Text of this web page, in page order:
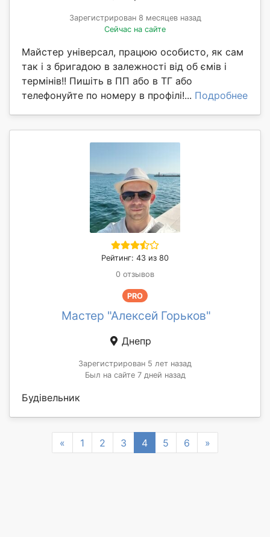
Зарегистрирован 8 месяцев назад
Сейчас на сайте
Майстер універсал, працюю особисто, як сам
так і з бригадою в залежності від об ємів і
термінів!! Пишіть в ПП або в ТГ або
телефонуйте по номеру в профілі!... Подробнее
Рейтинг: 43 из 80
0 отзывов
PRO
Мастер "Алексей Горьков"
Днепр
Зарегистрирован 5 лет назад
Был на сайте 7 дней назад
Будівельник
« Previous
1 2 3 4 5 6 »